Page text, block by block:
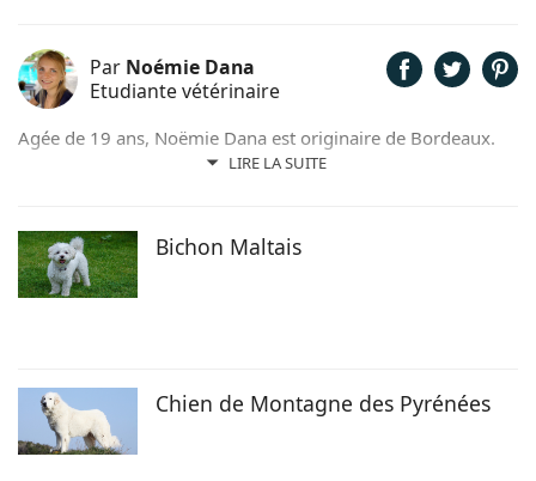
Par Noémie Dana
Etudiante vétérinaire
LIRE LA SUITE
Agée de 19 ans, Noëmie Dana est originaire de Bordeaux.
Elle a toujours vécu avec des animaux et étudie
Bichon Maltais
Chien de Montagne des Pyrénées